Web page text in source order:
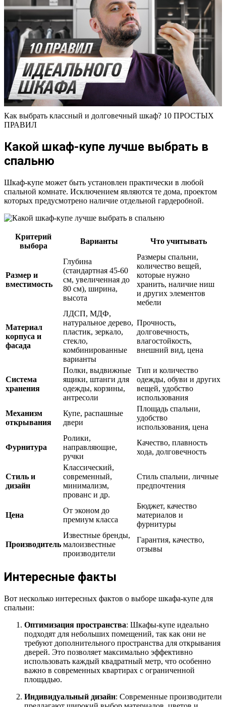
Как выбрать классный и долговечный шкаф? 10 ПРОСТЫХ
ПРАВИЛ
Какой шкаф-купе лучше выбрать в
спальню
Шкаф-купе может быть установлен практически в любой
спальной комнате. Исключением являются те дома, проектом
которых предусмотрено наличие отдельной гардеробной.
Критерий
выбора
Варианты Что учитывать
Размер и
вместимость
Глубина
(стандартная 45-60
см, увеличенная до
80 см), ширина,
высота
Размеры спальни,
количество вещей,
которые нужно
хранить, наличие ниш
и других элементов
мебели
Материал
корпуса и
фасада
ЛДСП, МДФ,
натуральное дерево,
пластик, зеркало,
стекло,
комбинированные
варианты
Прочность,
долговечность,
влагостойкость,
внешний вид, цена
Система
хранения
Полки, выдвижные
ящики, штанги для
одежды, корзины,
антресоли
Тип и количество
одежды, обуви и других
вещей, удобство
использования
Механизм
открывания
Купе, распашные
двери
Площадь спальни,
удобство
использования, цена
Фурнитура
Ролики,
направляющие,
ручки
Качество, плавность
хода, долговечность
Стиль и
дизайн
Классический,
современный,
минимализм,
прованс и др.
Стиль спальни, личные
предпочтения
Цена
От эконом до
премиум класса
Бюджет, качество
материалов и
фурнитуры
Производитель
Известные бренды,
малоизвестные
производители
Гарантия, качество,
отзывы
Интересные факты
Вот несколько интересных фактов о выборе шкафа-купе для
спальни:
Оптимизация пространства: Шкафы-купе идеально
подходят для небольших помещений, так как они не
требуют дополнительного пространства для открывания
дверей. Это позволяет максимально эффективно
использовать каждый квадратный метр, что особенно
важно в современных квартирах с ограниченной
площадью.
Индивидуальный дизайн: Современные производители